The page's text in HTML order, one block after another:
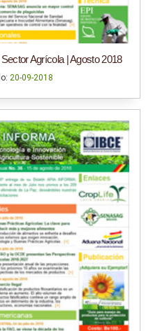
Agrícola | Agosto 2018
20-09-2018